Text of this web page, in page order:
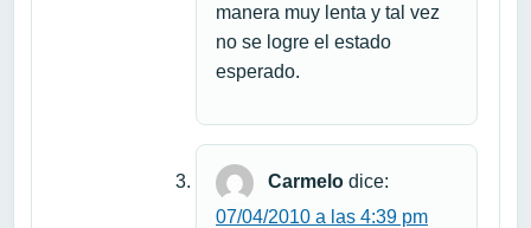
manera muy lenta y tal vez
no se logre el estado
esperado.
Carmelo dice:
07/04/2010 a las 4:39 pm